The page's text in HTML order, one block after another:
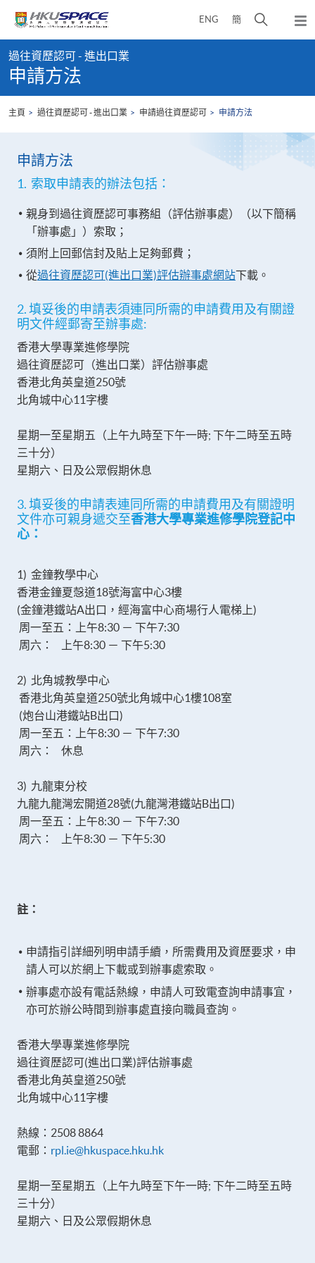
content
ENG 簡
開
彈
出
content
start
過往資歷認可 - 進出口業
申請方法
主頁 過往資歷認可 - 進出口業 申請過往資歷認可 申請方法
申請方法
1. 索取申請表的辦法包括：
親身到過往資歷認可事務組（評估辦事處）（以下簡稱
「辦事處」）索取；
須附上回郵信封及貼上足夠郵費；
從過往資歷認可(進出口業)評估辦事處網站下載。
2. 填妥後的申請表須連同所需的申請費用及有關證
明文件經郵寄至辦事處:
香港大學專業進修學院
過往資歷認可（進出口業）評估辦事處
香港北角英皇道250號
北角城中心11字樓
星期一至星期五（上午九時至下午一時; 下午二時至五時
三十分）
星期六、日及公眾假期休息
3. 填妥後的申請表連同所需的申請費用及有關證明
文件亦可親身遞交至香港大學專業進修學院登記中
心 ：
1) 金鐘教學中心
香港金鐘夏愨道18號海富中心3樓
(金鐘港鐵站A出口，經海富中心商場行人電梯上)
周一至五：上午8:30 － 下午7:30
周六： 上午8:30 － 下午5:30
2) 北角城教學中心
香港北角英皇道250號北角城中心1樓108室
(炮台山港鐵站B出口)
周一至五：上午8:30 － 下午7:30
周六： 休息
3) 九龍東分校
九龍九龍灣宏開道28號(九龍灣港鐵站B出口)
周一至五：上午8:30 － 下午7:30
周六： 上午8:30 － 下午5:30
註：
申請指引詳細列明申請手續，所需費用及資歷要求，申
請人可以於網上下載或到辦事處索取。
辦事處亦設有電話熱線，申請人可致電查詢申請事宜，
亦可於辦公時間到辦事處直接向職員查詢。
香港大學專業進修學院
過往資歷認可(進出口業)評估辦事處
香港北角英皇道250號
北角城中心11字樓
熱線：2508 8864
電郵： rpl.ie@hkuspace.hku.hk
星期一至星期五（上午九時至下午一時; 下午二時至五時
三十分）
星期六、日及公眾假期休息​